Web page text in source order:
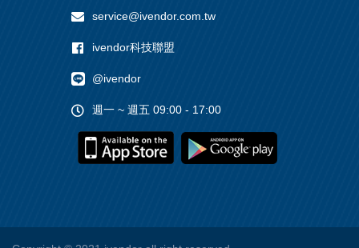
service@ivendor.com.tw
ivendor科技聯盟
@ivendor
週一 ~ 週五 09:00 - 17:00